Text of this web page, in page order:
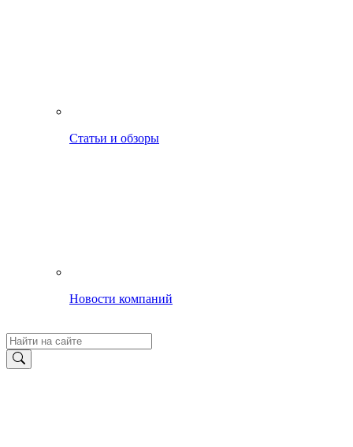
Статьи и обзоры
Новости компаний